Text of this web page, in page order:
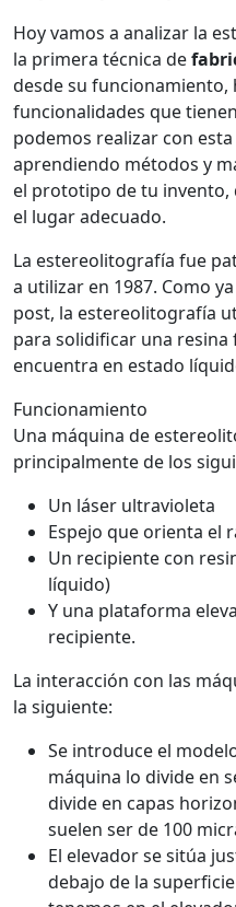
Hoy vamos a analizar la
la primera técnica de
desde su funcionamiento,
funcionalidades que
podemos realizar con
aprendiendo métodos y
el prototipo de tu invento,
el lugar adecuado.
La estereolitografía fue
a utilizar en 1987. Como
post, la estereolitografía
para solidificar una
encuentra en estado
Funcionamiento
Una máquina de
principalmente de los
Un láser ultravioleta
Espejo que orienta el
Un recipiente con
líquido)
Y una plataforma
recipiente.
La interacción con las
la siguiente:
Se introduce el
máquina lo divide en
divide en capas
suelen ser de 100
El elevador se sitúa
debajo de la